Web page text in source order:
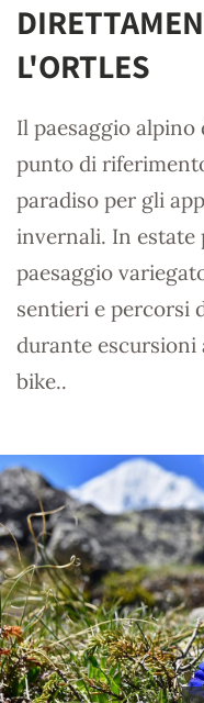
L'ORTLES
Il paesaggio alpino
punto di
paradiso per gli
invernali. In estate
paesaggio
sentieri e percorsi
durante
bike..